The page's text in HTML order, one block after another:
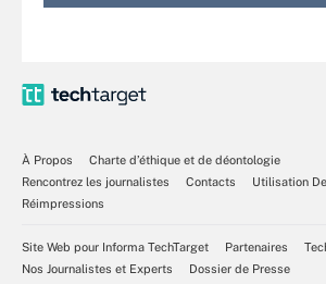
À Propos
Charte d’éthique et de déontologie
Rencontrez les journalistes
Contacts
Utilisation
Réimpressions
Site Web pour Informa TechTarget Partenaires
Nos Journalistes et Experts
Dossier de Presse